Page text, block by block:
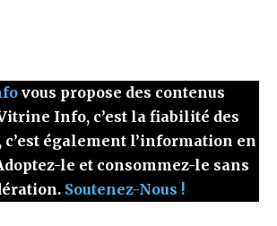
vous propose des contenus
Info, c’est la fiabilité des
également l’information en
le et consommez-le sans
Soutenez-Nous !